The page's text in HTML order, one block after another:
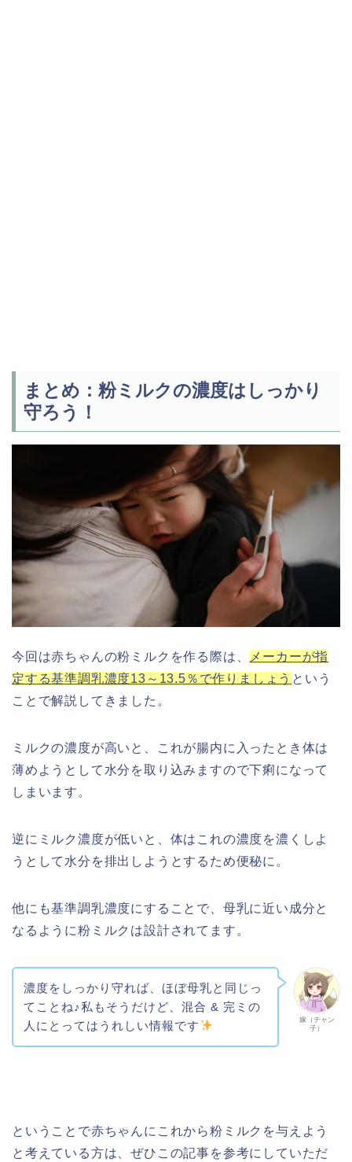
まとめ：粉ミルクの濃度はしっかり
守ろう！
今回は赤ちゃんの粉ミルクを作る際は、
メーカーが指
定する基準調乳濃度13～13.5％で作りましょう という
ことで解説してきました。
ミルクの濃度が高いと、これが腸内に入ったとき体は
薄めようとして水分を取り込みますので下痢になって
しまいます。
逆にミルク濃度が低いと、体はこれの濃度を濃くしよ
うとして水分を排出しようとするため便秘に。
他にも基準調乳濃度にすることで、母乳に近い成分と
なるように粉ミルクは設計されてます。
嫁（チャン
子）
濃度をしっかり守れば、ほぼ母乳と同じっ
てことね♪私もそうだけど、混合 & 完ミの
人にとってはうれしい情報です
ということで赤ちゃんにこれから粉ミルクを与えよう
と考えている方は、ぜひこの記事を参考にしていただ